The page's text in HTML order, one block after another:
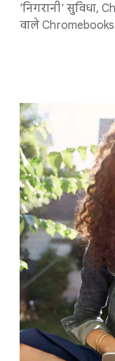
'निगरानी' सुविधा,
वाले